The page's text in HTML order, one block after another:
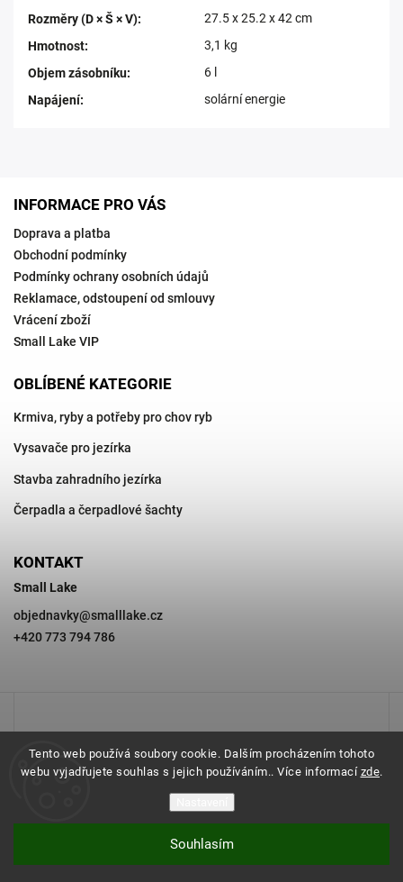
Tento web používá soubory cookie. Dalším procházením tohoto
webu vyjadřujete souhlas s jejich používáním.. Více informací zde.
Souhlasím
Rozměry (D × Š × V):
‎27.5 x 25.2 x 42 cm
Hmotnost:
3,1 kg
Objem zásobníku:
6 l
Napájení: solární energie
INFORMACE PRO VÁS
Doprava a platba
Obchodní podmínky
Podmínky ochrany osobních údajů
Reklamace, odstoupení od smlouvy
Vrácení zboží
Small Lake VIP
OBLÍBENÉ KATEGORIE
Krmiva, ryby a potřeby pro chov ryb
Vysavače pro jezírka
Stavba zahradního jezírka
Čerpadla a čerpadlové šachty
KONTAKT
Small Lake
objednavky@smalllake.cz
+420 773 794 786